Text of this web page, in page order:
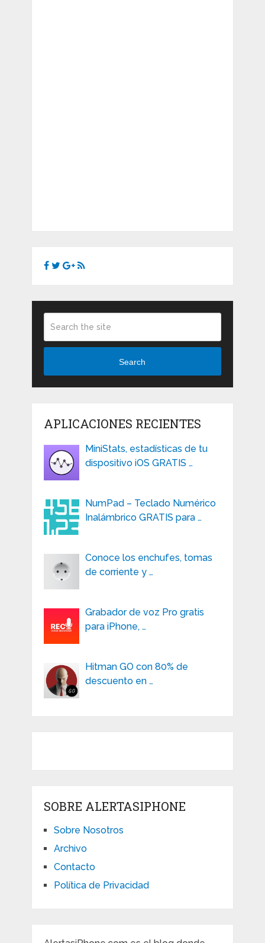
Search
APLICACIONES RECIENTES
MiniStats, estadísticas de tu
dispositivo iOS GRATIS …
NumPad – Teclado Numérico
Inalámbrico GRATIS para …
Conoce los enchufes, tomas
de corriente y …
Grabador de voz Pro gratis
para iPhone, …
Hitman GO con 80% de
descuento en …
SOBRE ALERTASIPHONE
Sobre Nosotros
Archivo
Contacto
Política de Privacidad